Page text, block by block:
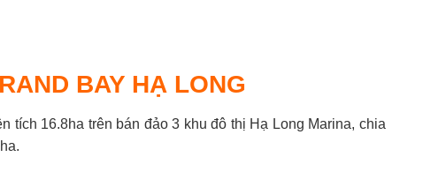
BAY HẠ LONG
tích 16.8ha trên bán đảo 3 khu đô thị Hạ Long Marina, chia